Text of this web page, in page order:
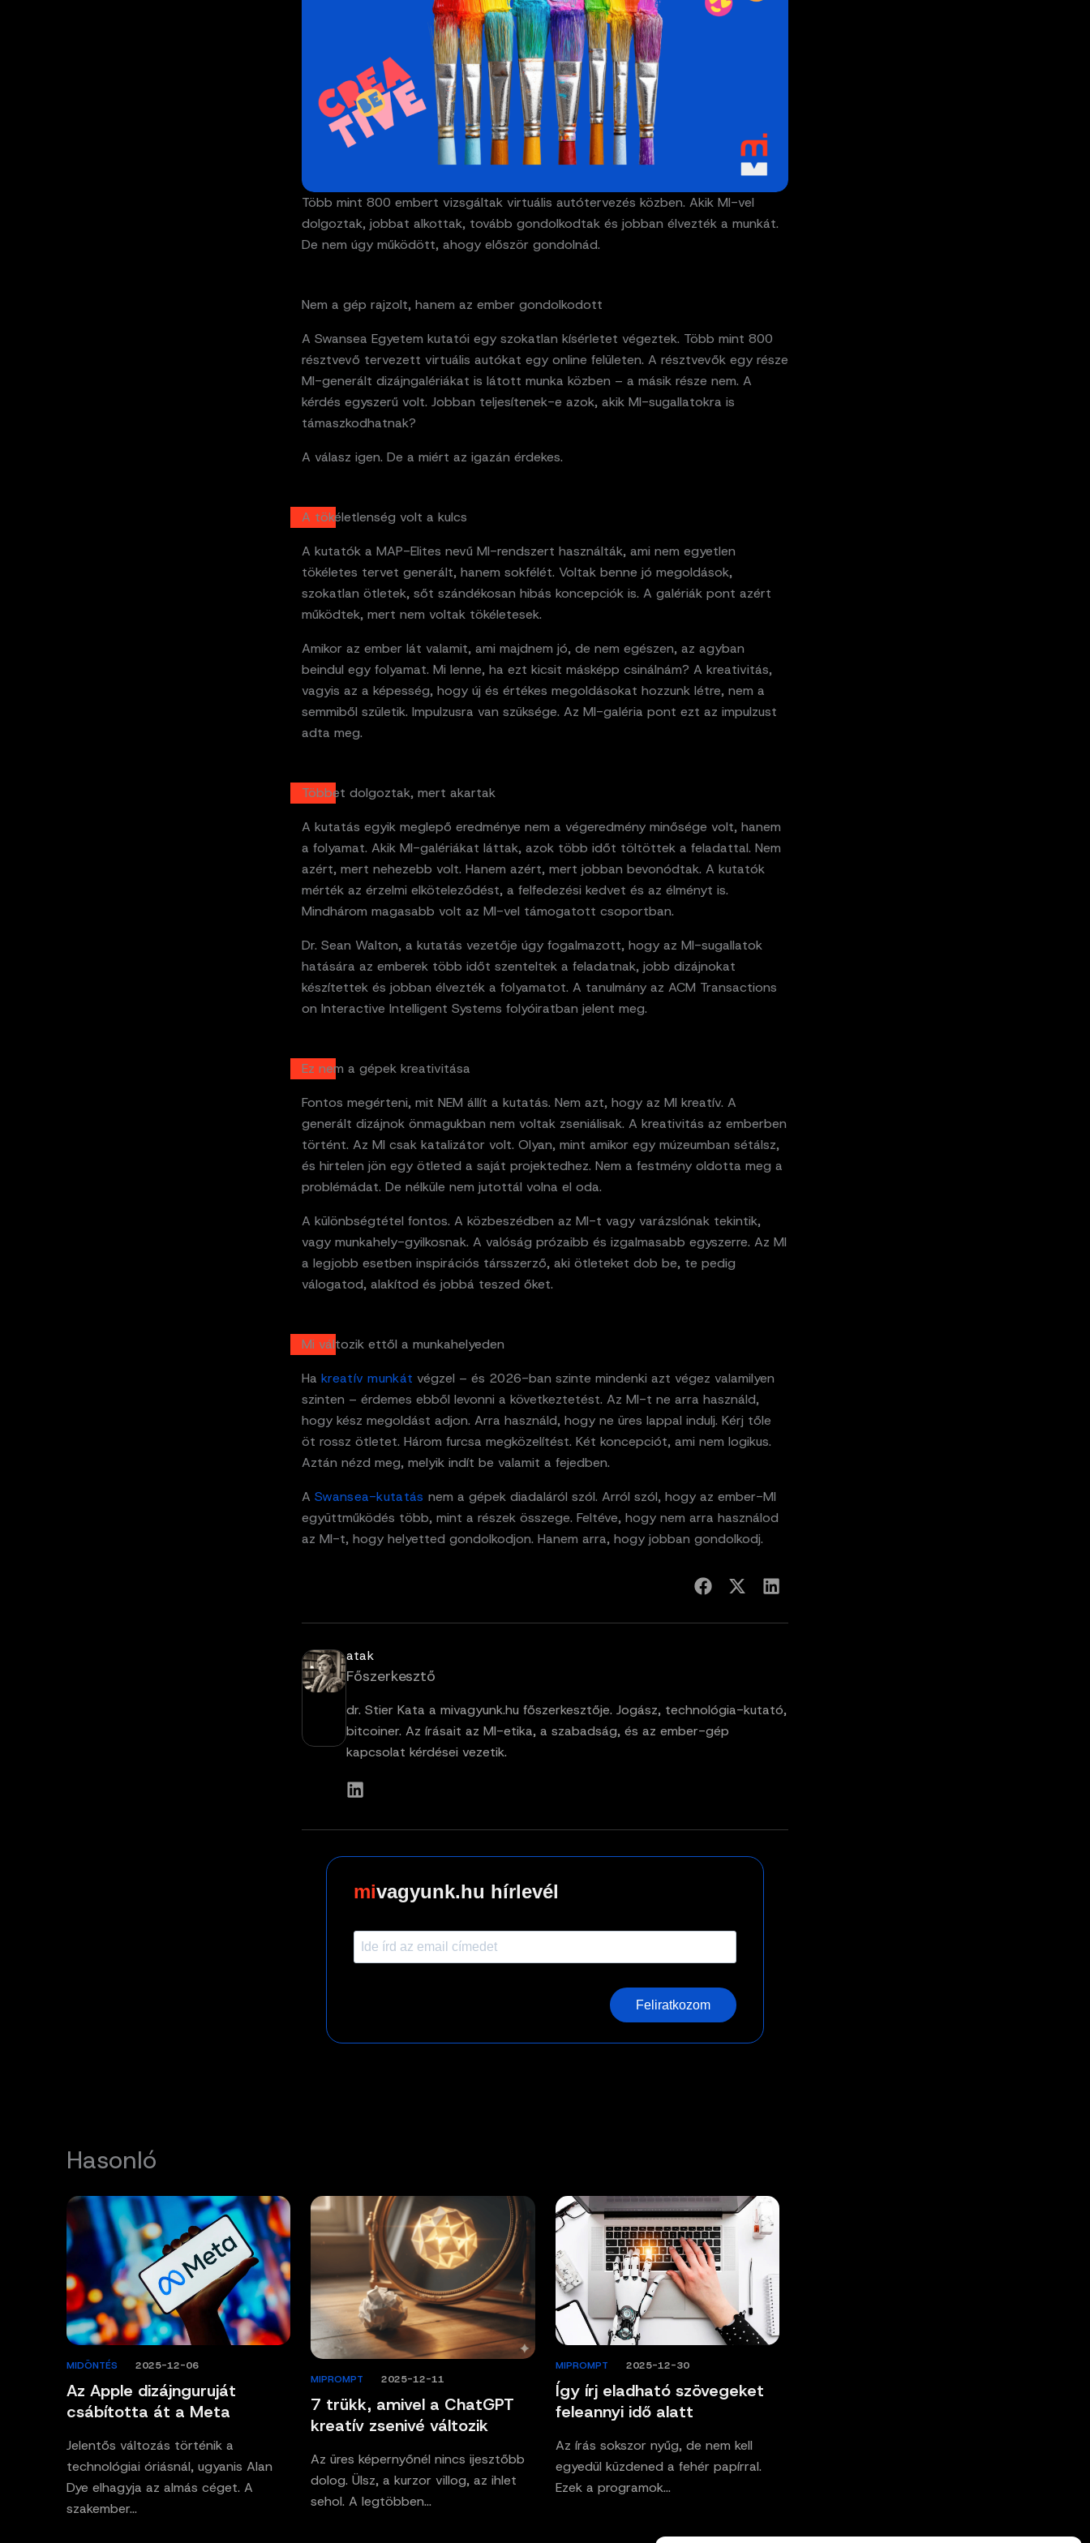
Több mint 800 embert vizsgáltak virtuális autótervezés közben. Akik MI-vel
dolgoztak, jobbat alkottak, tovább gondolkodtak és jobban élvezték a munkát.
De nem úgy működött, ahogy először gondolnád.
Nem a gép rajzolt, hanem az ember gondolkodott
A Swansea Egyetem kutatói egy szokatlan kísérletet végeztek. Több mint 800
résztvevő tervezett virtuális autókat egy online felületen. A résztvevők egy része
MI-generált dizájngalériákat is látott munka közben – a másik része nem. A
kérdés egyszerű volt. Jobban teljesítenek-e azok, akik MI-sugallatokra is
támaszkodhatnak?
A válasz igen. De a miért az igazán érdekes.
A tökéletlenség volt a kulcs
A kutatók a MAP-Elites nevű MI-rendszert használták, ami nem egyetlen
tökéletes tervet generált, hanem sokfélét. Voltak benne jó megoldások,
szokatlan ötletek, sőt szándékosan hibás koncepciók is. A galériák pont azért
működtek, mert nem voltak tökéletesek.
Amikor az ember lát valamit, ami majdnem jó, de nem egészen, az agyban
beindul egy folyamat. Mi lenne, ha ezt kicsit másképp csinálnám? A kreativitás,
vagyis az a képesség, hogy új és értékes megoldásokat hozzunk létre, nem a
semmiből születik. Impulzusra van szüksége. Az MI-galéria pont ezt az impulzust
adta meg.
Többet dolgoztak, mert akartak
A kutatás egyik meglepő eredménye nem a végeredmény minősége volt, hanem
a folyamat. Akik MI-galériákat láttak, azok több időt töltöttek a feladattal. Nem
azért, mert nehezebb volt. Hanem azért, mert jobban bevonódtak. A kutatók
mérték az érzelmi elköteleződést, a felfedezési kedvet és az élményt is.
Mindhárom magasabb volt az MI-vel támogatott csoportban.
Dr. Sean Walton, a kutatás vezetője úgy fogalmazott, hogy az MI-sugallatok
hatására az emberek több időt szenteltek a feladatnak, jobb dizájnokat
készítettek és jobban élvezték a folyamatot. A tanulmány az ACM Transactions
on Interactive Intelligent Systems folyóiratban jelent meg.
Ez nem a gépek kreativitása
Fontos megérteni, mit NEM állít a kutatás. Nem azt, hogy az MI kreatív. A
generált dizájnok önmagukban nem voltak zseniálisak. A kreativitás az emberben
történt. Az MI csak katalizátor volt. Olyan, mint amikor egy múzeumban sétálsz,
és hirtelen jön egy ötleted a saját projektedhez. Nem a festmény oldotta meg a
problémádat. De nélküle nem jutottál volna el oda.
A különbségtétel fontos. A közbeszédben az MI-t vagy varázslónak tekintik,
vagy munkahely-gyilkosnak. A valóság prózaibb és izgalmasabb egyszerre. Az MI
a legjobb esetben inspirációs társszerző, aki ötleteket dob be, te pedig
válogatod, alakítod és jobbá teszed őket.
Mi változik ettől a munkahelyeden
Ha kreatív munkát végzel – és 2026-ban szinte mindenki azt végez valamilyen
szinten – érdemes ebből levonni a következtetést. Az MI-t ne arra használd,
hogy kész megoldást adjon. Arra használd, hogy ne üres lappal indulj. Kérj tőle
öt rossz ötletet. Három furcsa megközelítést. Két koncepciót, ami nem logikus.
Aztán nézd meg, melyik indít be valamit a fejedben.
A Swansea-kutatás nem a gépek diadaláról szól. Arról szól, hogy az ember-MI
együttműködés több, mint a részek összege. Feltéve, hogy nem arra használod
az MI-t, hogy helyetted gondolkodjon. Hanem arra, hogy jobban gondolkodj.
atak
Főszerkesztő
dr. Stier Kata a mivagyunk.hu főszerkesztője. Jogász, technológia-kutató,
bitcoiner. Az írásait az MI-etika, a szabadság, és az ember-gép
kapcsolat kérdései vezetik.
vagyunk.hu hírlevél
Feliratkozom
Hasonló
Az Apple dizájnguruját
csábította át a Meta
MIDÖNTÉS 2025-12-06
Jelentős változás történik a
technológiai óriásnál, ugyanis Alan
Dye elhagyja az almás céget. A
szakember…
7 trükk, amivel a ChatGPT
kreatív zsenivé változik
MIPROMPT /2025-12-11
Az üres képernyőnél nincs ijesztőbb
dolog. Ülsz, a kurzor villog, az ihlet
sehol. A legtöbben…
Így írj eladható szövegeket
feleannyi idő alatt
MIPROMPT 2025-12-30
Az írás sokszor nyűg, de nem kell
egyedül küzdened a fehér papírral.
Ezek a programok…